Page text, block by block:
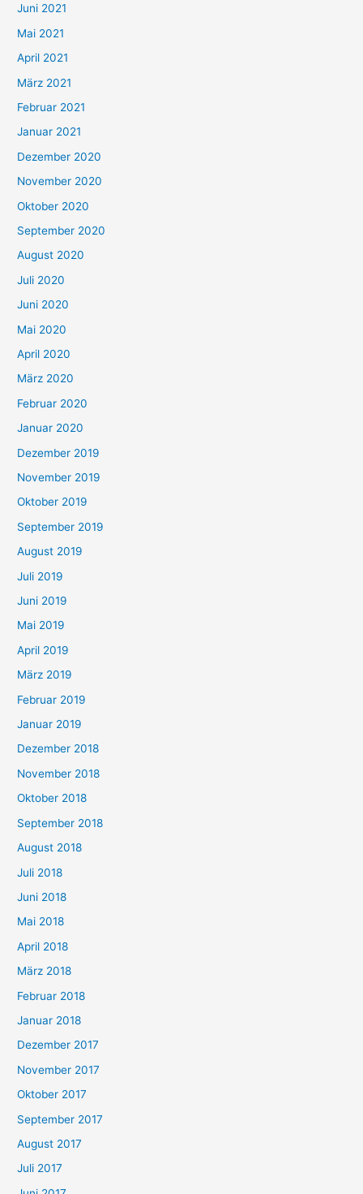
c
h
:
Juni 2021
Mai 2021
April 2021
März 2021
Februar 2021
Januar 2021
Dezember 2020
November 2020
Oktober 2020
September 2020
August 2020
Juli 2020
Juni 2020
Mai 2020
April 2020
März 2020
Februar 2020
Januar 2020
Dezember 2019
November 2019
Oktober 2019
September 2019
August 2019
Juli 2019
Juni 2019
Mai 2019
April 2019
März 2019
Februar 2019
Januar 2019
Dezember 2018
November 2018
Oktober 2018
September 2018
August 2018
Juli 2018
Juni 2018
Mai 2018
April 2018
März 2018
Februar 2018
Januar 2018
Dezember 2017
November 2017
Oktober 2017
September 2017
August 2017
Juli 2017